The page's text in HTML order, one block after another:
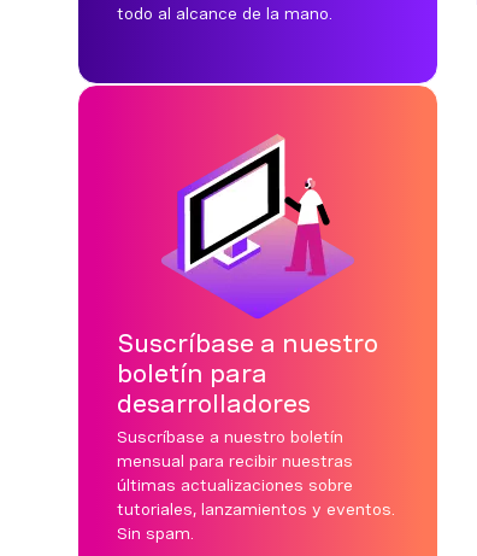
todo al alcance de la mano.
Suscríbase a nuestro
boletín para
desarrolladores
Suscríbase a nuestro boletín
mensual para recibir nuestras
últimas actualizaciones sobre
tutoriales, lanzamientos y eventos.
Sin spam.